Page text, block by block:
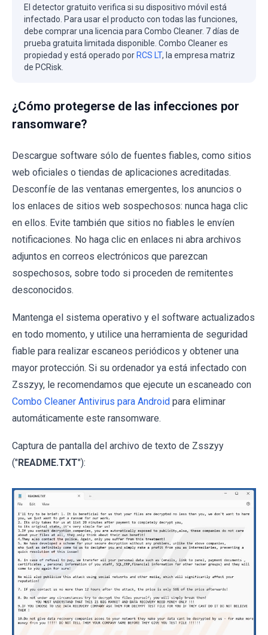
El detector gratuito verifica si su dispositivo móvil está
infectado. Para usar el producto con todas las funciones,
debe comprar una licencia para Combo Cleaner. 7 días de
prueba gratuita limitada disponible. Combo Cleaner es
propiedad y está operado por RCS LT, la empresa matriz
de PCRisk.
¿Cómo protegerse de las infecciones por
ransomware?
Descargue software sólo de fuentes fiables, como sitios
web oficiales o tiendas de aplicaciones acreditadas.
Desconfíe de las ventanas emergentes, los anuncios o
los enlaces de sitios web sospechosos: nunca haga clic
en ellos. Evite también que sitios no fiables le envíen
notificaciones. No haga clic en enlaces ni abra archivos
adjuntos en correos electrónicos que parezcan
sospechosos, sobre todo si proceden de remitentes
desconocidos.
Mantenga el sistema operativo y el software actualizados
en todo momento, y utilice una herramienta de seguridad
fiable para realizar escaneos periódicos y obtener una
mayor protección. Si su ordenador ya está infectado con
Zsszyy, le recomendamos que ejecute un escaneado con
Combo Cleaner Antivirus para Android para eliminar
automáticamente este ransomware.
Captura de pantalla del archivo de texto de Zsszyy
("README.TXT"):